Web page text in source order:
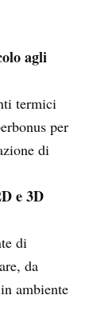
agli
termici
per
di
e 3D
di
da
ambiente